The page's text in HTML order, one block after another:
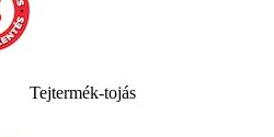
Tejtermék-tojás